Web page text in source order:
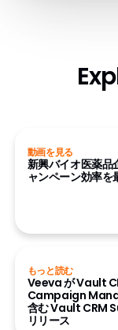
動画を見る
新興バイオ医薬品
ャンペーン効率を
もっと読む
Veeva が Vault
Campaign
含む Vault CRM
リリース